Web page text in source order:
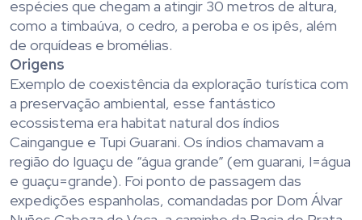
espécies que chegam a atingir 30 metros de altura,
como a timbaúva, o cedro, a peroba e os ipês, além
de orquídeas e bromélias.
Origens
Exemplo de coexistência da exploração turística com
a preservação ambiental, esse fantástico
ecossistema era habitat natural dos índios
Caingangue e Tupi Guarani. Os índios chamavam a
região do Iguaçu de “água grande” (em guarani, I=água
e guaçu=grande). Foi ponto de passagem das
expedições espanholas, comandadas por Dom Álvar